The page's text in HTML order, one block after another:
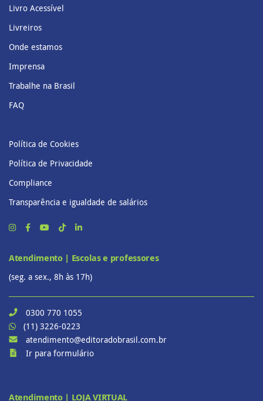
Livro Acessível
Livreiros
Onde estamos
Imprensa
Trabalhe na Brasil
FAQ
Política de Cookies
Política de Privacidade
Compliance
Transparência e igualdade de salários
Atendimento | Escolas e professores
(seg. a sex., 8h às 17h)
0300 770 1055
(11) 3226-0223
atendimento@editoradobrasil.com.br
Ir para formulário
Atendimento | LOJA VIRTUAL